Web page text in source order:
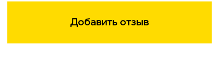
Добавить отзыв